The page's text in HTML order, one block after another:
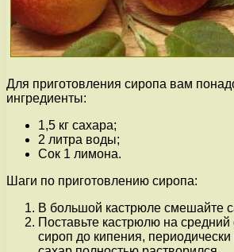
Для приготовления сиропа вам
ингредиенты:
1,5 кг сахара;
2 литра воды;
Сок 1 лимона.
Шаги по приготовлению сиропа:
В большой кастрюле смешайте
Поставьте кастрюлю на средний
сироп до кипения,